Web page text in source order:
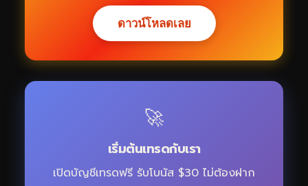
ดาวน์โหลดเลย
🚀
เริ่มต้นเทรดกับเรา
เปิดบัญชีเทรดฟรี รับโบนัส $30 ไม่ต้องฝาก